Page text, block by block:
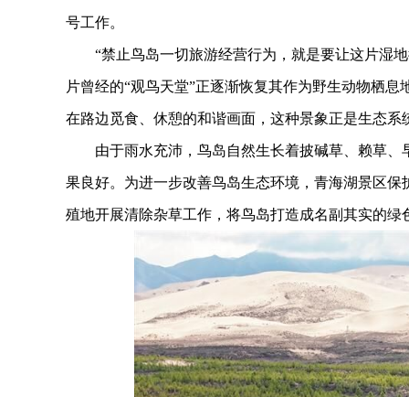
号工作。
“禁止鸟岛一切旅游经营行为，就是要让这片湿地
片曾经的“观鸟天堂”正逐渐恢复其作为野生动物栖
在路边觅食、休憩的和谐画面，这种景象正是生态系
由于雨水充沛，鸟岛自然生长着披碱草、赖草、
果良好。为进一步改善鸟岛生态环境，青海湖景区
殖地开展清除杂草工作，将鸟岛打造成名副其实的绿